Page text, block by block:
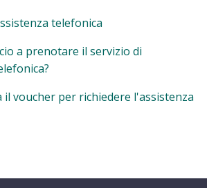
telefonica
a prenotare il servizio di
il voucher per richiedere l'assistenza